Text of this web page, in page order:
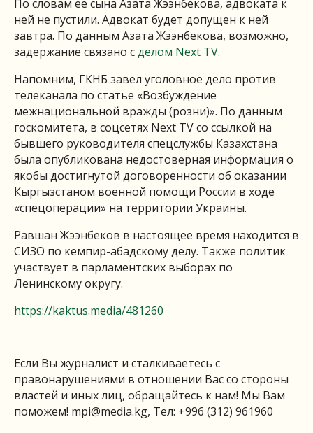
По словам ее сына Азата Жээнбекова, адвоката к
ней не пустили. Адвокат будет допущен к ней
завтра. По данным Азата Жээнбекова, возможно,
задержание связано сделом Next TV.
Напомним, ГКНБ завел уголовное дело против
телеканала по статье «Возбуждение
межнациональной вражды (розни)». По данным
госкомитета, в соцсетях Next TV со ссылкой на
бывшего руководителя спецслужбы Казахстана
была опубликована недостоверная информация о
якобы достигнутой договоренности об оказании
Кыргызстаном военной помощи России в ходе
«спецоперации» на территории Украины.
Равшан Жээнбеков в настоящее время находится в
СИЗО по кемпир-абадскому делу. Также политик
участвует в парламентских выборах по
Ленинскому округу.
https://kaktus.media/481260
Если Вы журналист и сталкиваетесь с
правонарушениями в отношении Вас со стороны
властей и иных лиц, обращайтесь к нам! Мы Вам
поможем! mpi@media.kg, Тел: +996 (312) 961960